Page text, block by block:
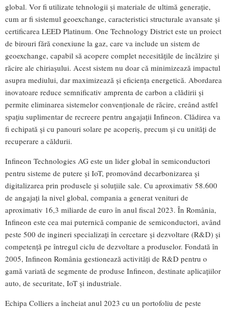
global. Vor fi utilizate tehnologii și materiale de ultimă generație,
cum ar fi sistemul geoexchange, caracteristici structurale avansate și
certificarea LEED Platinum. One Technology District este un proiect
de birouri fără conexiune la gaz, care va include un sistem de
geoexchange, capabil să acopere complet necesitățile de încălzire și
răcire ale chiriașului. Acest sistem nu doar că minimizează impactul
asupra mediului, dar maximizează și eficiența energetică. Abordarea
inovatoare reduce semnificativ amprenta de carbon a clădirii și
permite eliminarea sistemelor convenționale de răcire, creând astfel
spațiu suplimentar de recreere pentru angajații Infineon. Clădirea va
fi echipată și cu panouri solare pe acoperiș, precum și cu unități de
recuperare a căldurii.
Infineon Technologies AG este un lider global în semiconductori
pentru sisteme de putere și IoT, promovând decarbonizarea și
digitalizarea prin produsele și soluțiile sale. Cu aproximativ 58.600
de angajați la nivel global, compania a generat venituri de
aproximativ 16,3 miliarde de euro în anul fiscal 2023. În România,
Infineon este cea mai puternică companie de semiconductori, având
peste 500 de ingineri specializați în cercetare și dezvoltare (R&D) și
competență pe întregul ciclu de dezvoltare a produselor. Fondată în
2005, Infineon România gestionează activități de R&D pentru o
gamă variată de segmente de produse Infineon, destinate aplicațiilor
auto, de securitate, IoT și industriale.
Echipa Colliers a încheiat anul 2023 cu un portofoliu de peste